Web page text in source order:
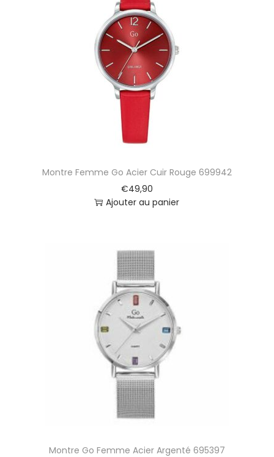
t
i
o
n
Montre Femme Go Acier Cuir Rouge 699942
€49,90
Ajouter au panier
Montre Go Femme Acier Argenté 695397